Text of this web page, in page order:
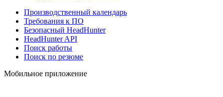
Производственный календарь
Требования к ПО
Безопасный HeadHunter
HeadHunter API
Поиск работы
Поиск по резюме
Мобильное приложение